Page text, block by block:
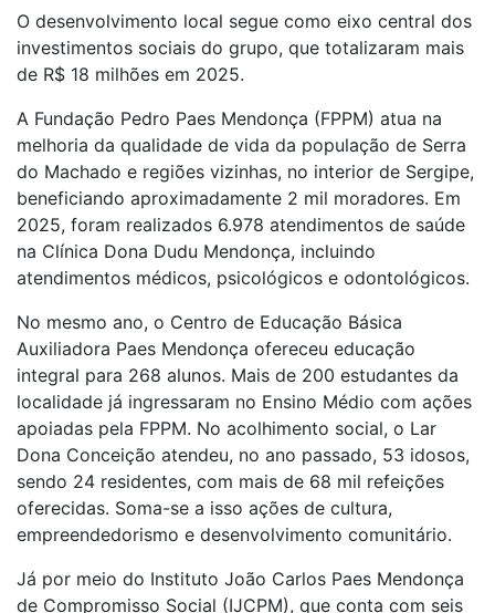
O desenvolvimento local segue como eixo central dos
investimentos sociais do grupo, que totalizaram mais
de R$ 18 milhões em 2025.
A Fundação Pedro Paes Mendonça (FPPM) atua na
melhoria da qualidade de vida da população de Serra
do Machado e regiões vizinhas, no interior de Sergipe,
beneficiando aproximadamente 2 mil moradores. Em
2025, foram realizados 6.978 atendimentos de saúde
na Clínica Dona Dudu Mendonça, incluindo
atendimentos médicos, psicológicos e odontológicos.
No mesmo ano, o Centro de Educação Básica
Auxiliadora Paes Mendonça ofereceu educação
integral para 268 alunos. Mais de 200 estudantes da
localidade já ingressaram no Ensino Médio com ações
apoiadas pela FPPM. No acolhimento social, o Lar
Dona Conceição atendeu, no ano passado, 53 idosos,
sendo 24 residentes, com mais de 68 mil refeições
oferecidas. Soma-se a isso ações de cultura,
empreendedorismo e desenvolvimento comunitário.
Já por meio do Instituto João Carlos Paes Mendonça
de Compromisso Social (IJCPM), que conta com seis